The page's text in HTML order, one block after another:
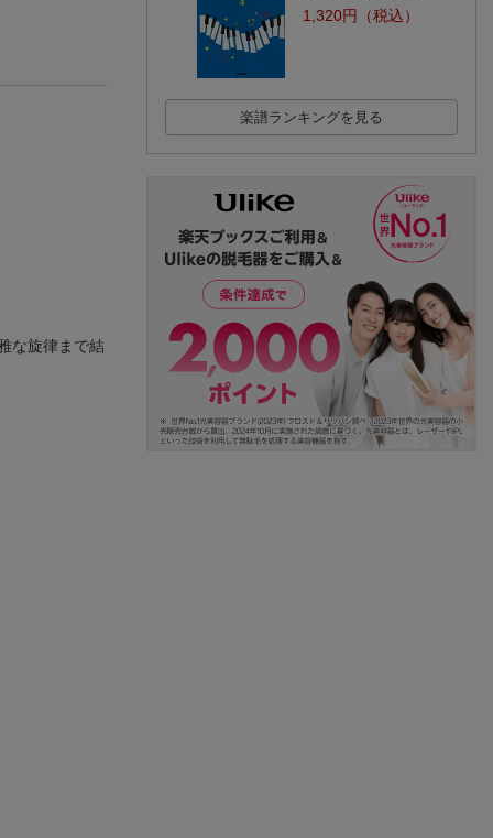
な旋律まで結
1,320円（税込）
楽譜ランキングを見る